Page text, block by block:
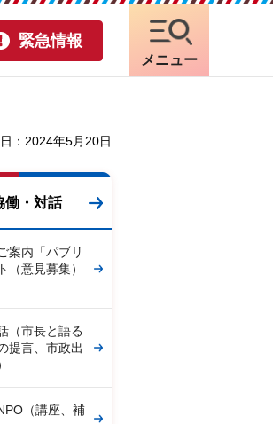
緊急情報
メニュー
：2024年5月20日
働・対話
案内「パブリ
（意見募集）
（市長と語る
提言、市政出
（講座、補